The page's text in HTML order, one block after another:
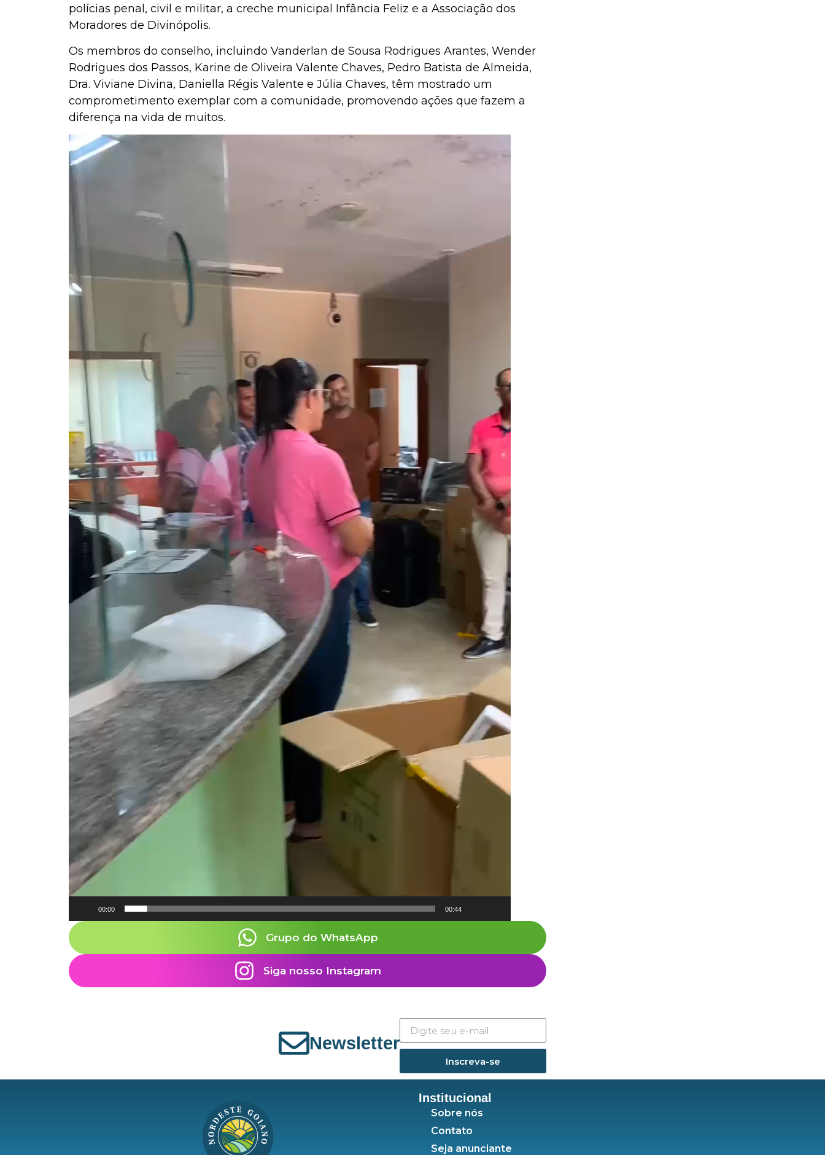
polícias penal, civil e militar, a creche municipal Infância Feliz e a Associação dos
Moradores de Divinópolis.
Os membros do conselho, incluindo Vanderlan de Sousa Rodrigues Arantes, Wender
Rodrigues dos Passos, Karine de Oliveira Valente Chaves, Pedro Batista de Almeida,
Dra. Viviane Divina, Daniella Régis Valente e Júlia Chaves, têm mostrado um
comprometimento exemplar com a comunidade, promovendo ações que fazem a
diferença na vida de muitos.
Tocador
de
vídeo
00:00 00:44
Grupo do WhatsApp
Siga nosso Instagram
Newsletter
Inscreva-se
Institucional
Sobre nós
Contato
Seja anunciante